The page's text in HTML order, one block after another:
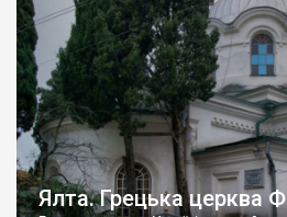
Ялта. Грецька церква